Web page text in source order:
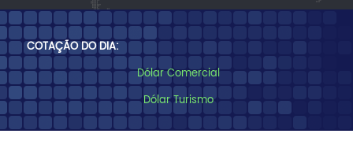
COTAÇÃO DO DIA:
Dólar Comercial
Dólar Turismo